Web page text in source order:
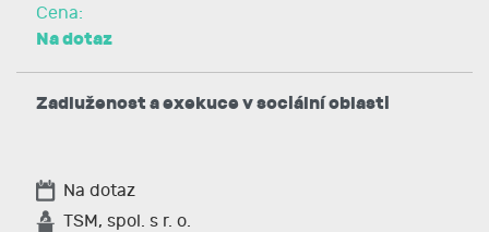
Cena:
Na dotaz
Zadluženost a exekuce v sociální oblasti
Na dotaz
TSM, spol. s r. o.